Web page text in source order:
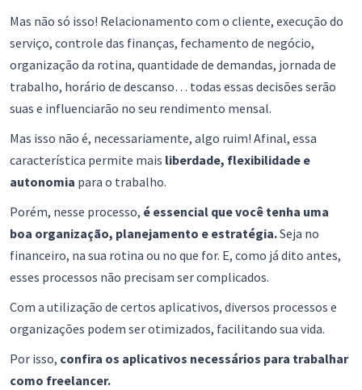
Mas não só isso! Relacionamento com o cliente, execução do
serviço, controle das finanças, fechamento de negócio,
organização da rotina, quantidade de demandas, jornada de
trabalho, horário de descanso… todas essas decisões serão
suas e influenciarão no seu rendimento mensal.
Mas isso não é, necessariamente, algo ruim! Afinal, essa
característica permite mais liberdade, flexibilidade e
autonomia para o trabalho.
Porém, nesse processo, é essencial que você tenha uma
boa organização, planejamento e estratégia.Seja no
financeiro, na sua rotina ou no que for. E, como já dito antes,
esses processos não precisam ser complicados.
Com a utilização de certos aplicativos, diversos processos e
organizações podem ser otimizados, facilitando sua vida.
Por isso, confira os aplicativos necessários para trabalhar
como freelancer.